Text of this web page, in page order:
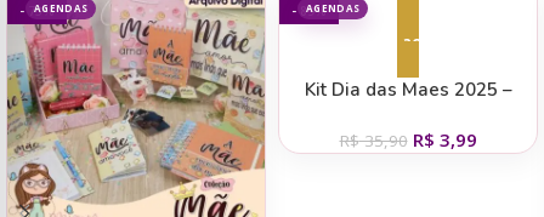
AGENDAS
- 73% AGENDAS
- 89%
Adicionar ao carrinho
Kit Dia das Maes 2025 –
R$35,90 R$ 3,99